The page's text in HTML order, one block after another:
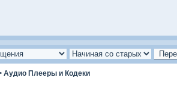
Аудио Плееры и Кодеки